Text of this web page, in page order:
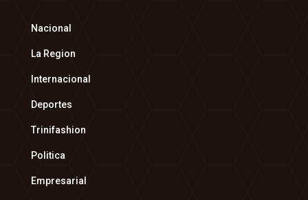
Nacional
La Region
Internacional
Deportes
Trinifashion
Politica
Empresarial